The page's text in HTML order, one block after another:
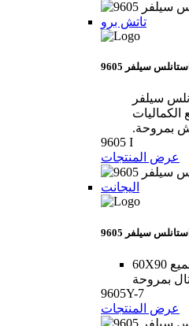
تاتش برو
استانلس سيلفر
الكماليات
بمروحة.
9605 I
عرض المنتجات
اليجانت
60X90 اليجانت 3 استانلس سيلفر جميع
9605Y-7
عرض المنتجات